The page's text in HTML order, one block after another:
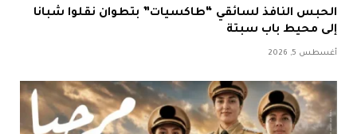
الحبس النافذ لسائقي “طاكسيات” بتطوان نقلوا شبانا
إلى محيط باب سبتة
أغسطس 5, 2026